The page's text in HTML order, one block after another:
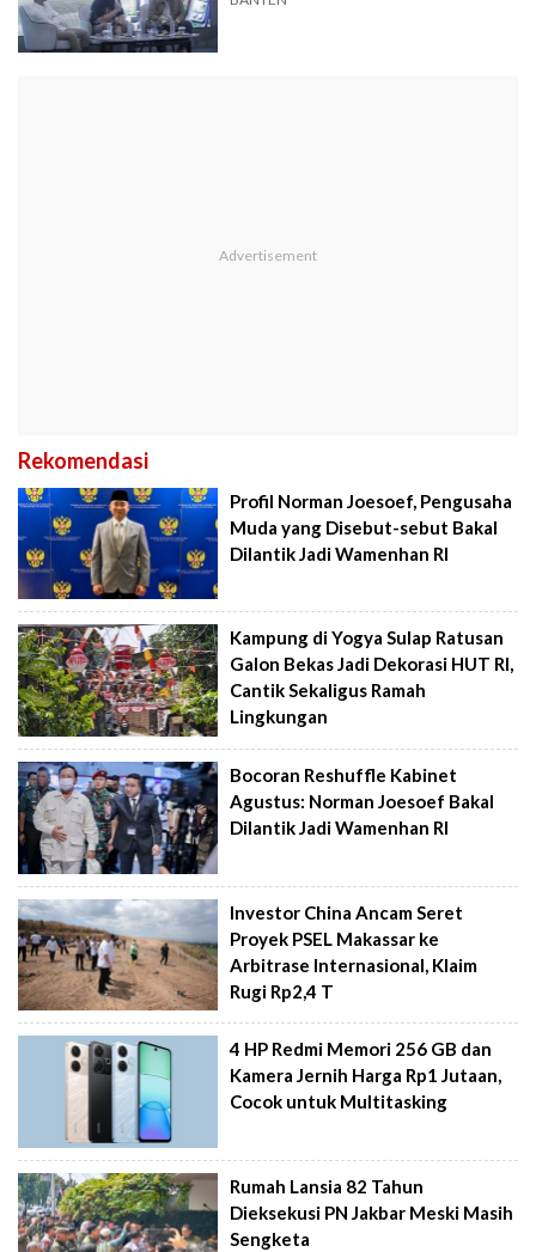
Rekomendasi
Profil Norman Joesoef, Pengusaha
Muda yang Disebut-sebut Bakal
Dilantik Jadi Wamenhan RI
Kampung di Yogya Sulap Ratusan
Galon Bekas Jadi Dekorasi HUT RI,
Cantik Sekaligus Ramah
Lingkungan
Bocoran Reshuffle Kabinet
Agustus: Norman Joesoef Bakal
Dilantik Jadi Wamenhan RI
Investor China Ancam Seret
Proyek PSEL Makassar ke
Arbitrase Internasional, Klaim
Rugi Rp2,4 T
4 HP Redmi Memori 256 GB dan
Kamera Jernih Harga Rp1 Jutaan,
Cocok untuk Multitasking
Rumah Lansia 82 Tahun
Dieksekusi PN Jakbar Meski Masih
Sengketa